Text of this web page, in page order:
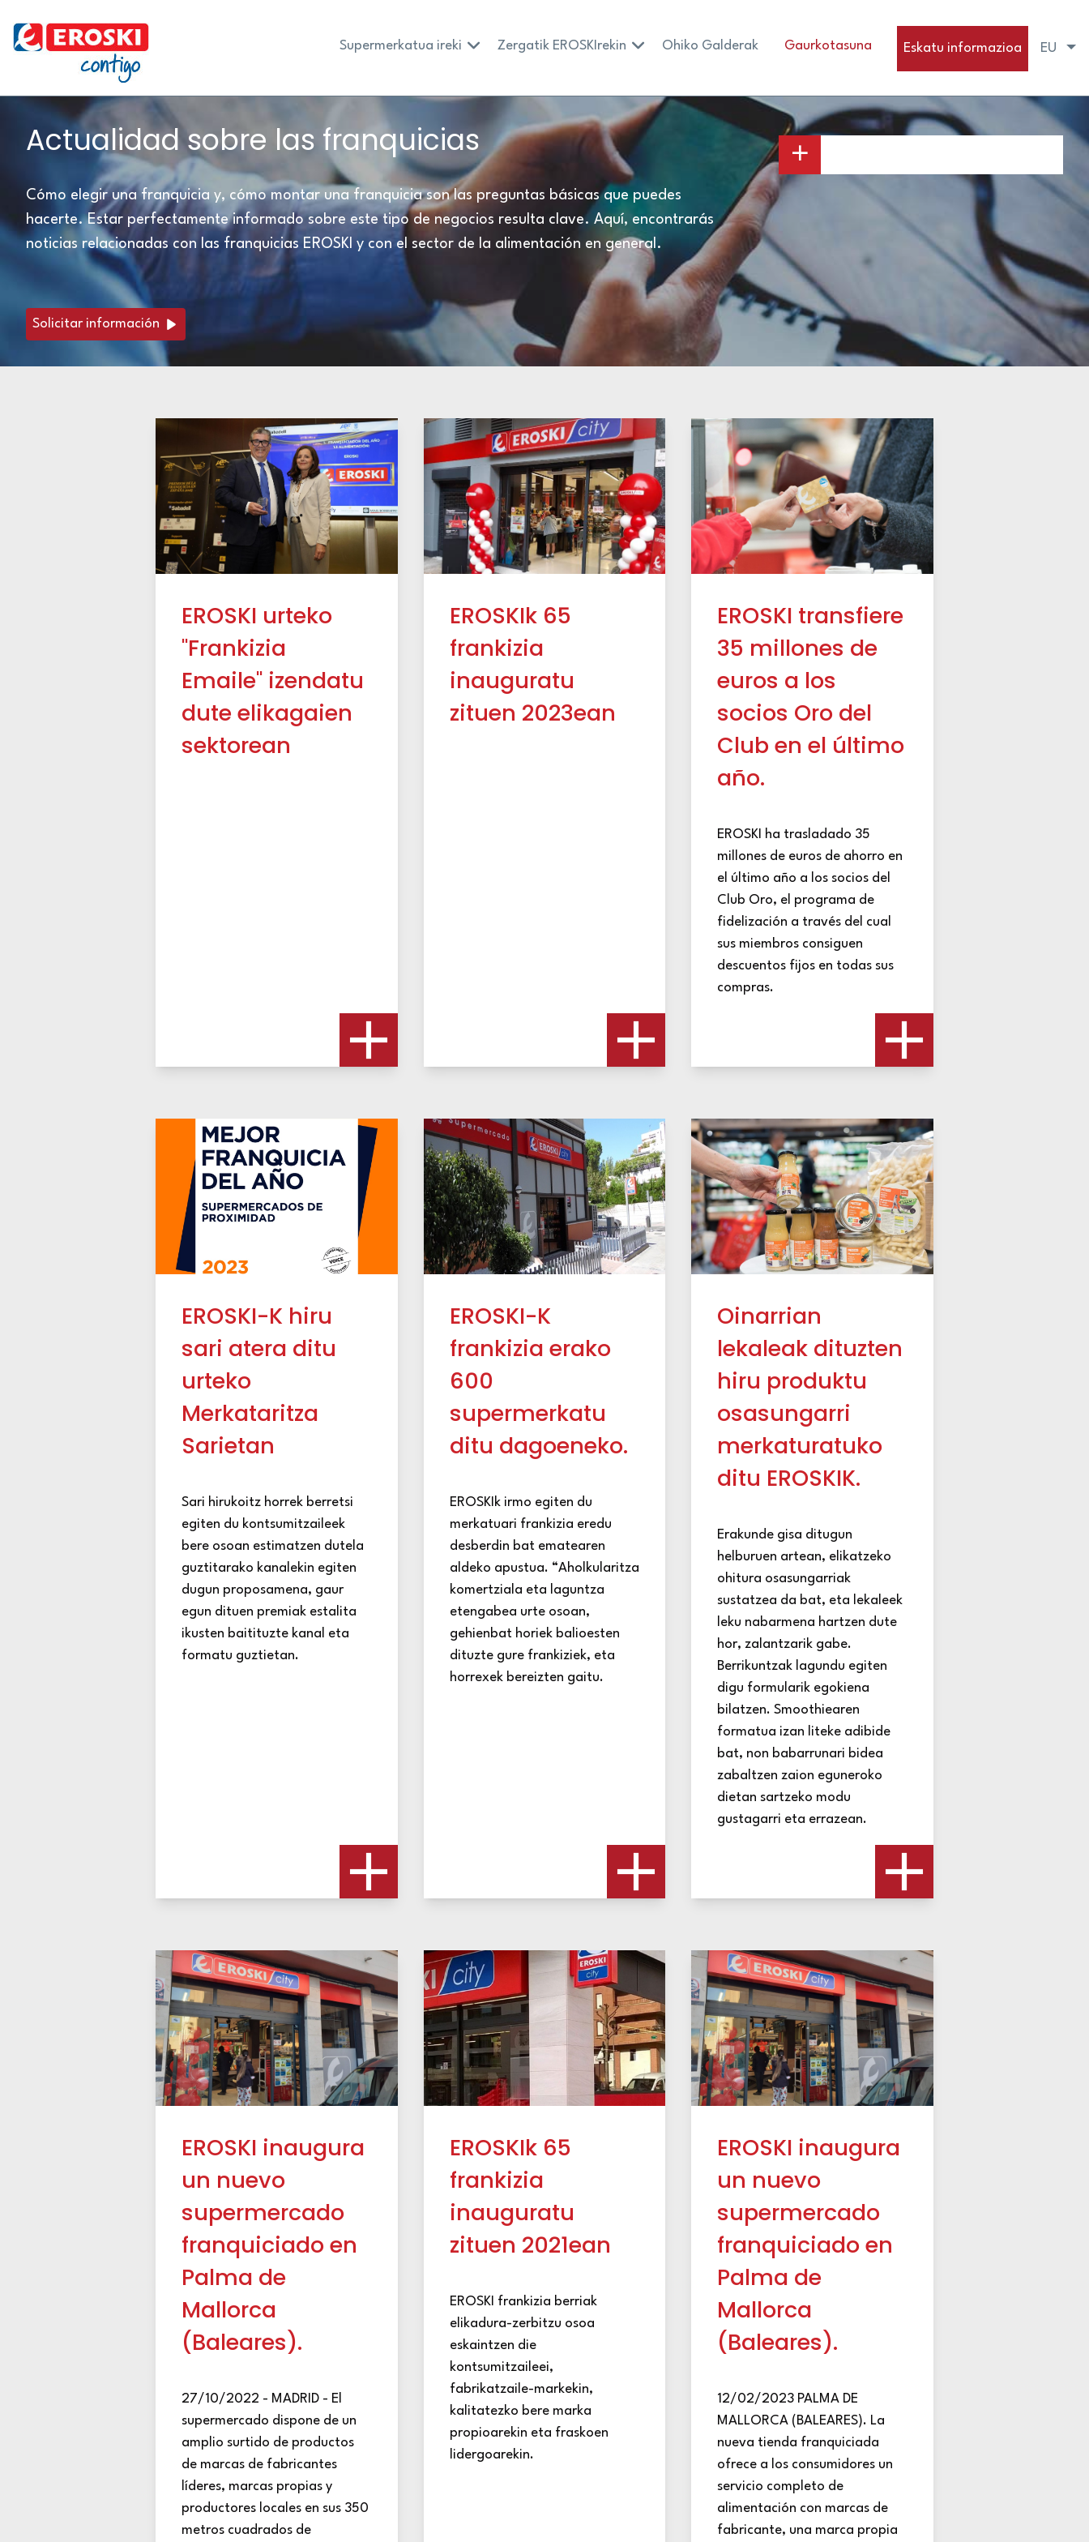
Supermerkatua ireki Zergatik EROSKIrekin Ohiko Galderak Gaurkotasuna Eskatu informazioa EU
Actualidad sobre las franquicias
Cómo elegir una franquicia y, cómo montar una franquicia son las preguntas básicas que puedes
hacerte. Estar perfectamente informado sobre este tipo de negocios resulta clave. Aquí, encontrarás
noticias relacionadas con las franquicias EROSKI y con el sector de la alimentación en general.
Solicitar información
EROSKI urteko
"Frankizia
Emaile" izendatu
dute elikagaien
sektorean
EROSKIk 65
frankizia
inauguratu
zituen 2023ean
EROSKI transfiere
35 millones de
euros a los
socios Oro del
Club en el último
año.
EROSKI ha trasladado 35
millones de euros de ahorro en
el último año a los socios del
Club Oro, el programa de
fidelización a través del cual
sus miembros consiguen
descuentos fijos en todas sus
compras.
EROSKI-K hiru
sari atera ditu
urteko
Merkataritza
Sarietan
Sari hirukoitz horrek berretsi
egiten du kontsumitzaileek
bere osoan estimatzen dutela
guztitarako kanalekin egiten
dugun proposamena, gaur
egun dituen premiak estalita
ikusten baitituzte kanal eta
formatu guztietan.
EROSKI-K
frankizia erako
600
supermerkatu
ditu dagoeneko.
EROSKIk irmo egiten du
merkatuari frankizia eredu
desberdin bat ematearen
aldeko apustua. “Aholkularitza
komertziala eta laguntza
etengabea urte osoan,
gehienbat horiek balioesten
dituzte gure frankiziek, eta
horrexek bereizten gaitu.
Oinarrian
lekaleak dituzten
hiru produktu
osasungarri
merkaturatuko
ditu EROSKIK.
Erakunde gisa ditugun
helburuen artean, elikatzeko
ohitura osasungarriak
sustatzea da bat, eta lekaleek
leku nabarmena hartzen dute
hor, zalantzarik gabe.
Berrikuntzak lagundu egiten
digu formularik egokiena
bilatzen. Smoothiearen
formatua izan liteke adibide
bat, non babarrunari bidea
zabaltzen zaion eguneroko
dietan sartzeko modu
gustagarri eta errazean.
EROSKI inaugura
un nuevo
supermercado
franquiciado en
Palma de
Mallorca
(Baleares).
27/10/2022 - MADRID - El
supermercado dispone de un
amplio surtido de productos
de marcas de fabricantes
líderes, marcas propias y
productores locales en sus 350
metros cuadrados de
EROSKIk 65
frankizia
inauguratu
zituen 2021ean
EROSKI frankizia berriak
elikadura-zerbitzu osoa
eskaintzen die
kontsumitzaileei,
fabrikatzaile-markekin,
kalitatezko bere marka
propioarekin eta fraskoen
lidergoarekin.
EROSKI inaugura
un nuevo
supermercado
franquiciado en
Palma de
Mallorca
(Baleares).
12/02/2023 PALMA DE
MALLORCA (BALEARES). La
nueva tienda franquiciada
ofrece a los consumidores un
servicio completo de
alimentación con marcas de
fabricante, una marca propia